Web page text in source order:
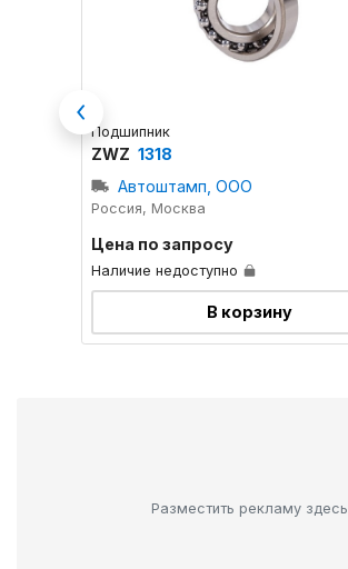
Подшипник
ZWZ 1318
Автоштамп, ООО
Россия, Москва
Цена по запросу
Наличие недоступно
В корзину
Previous
Разместить рекламу здесь